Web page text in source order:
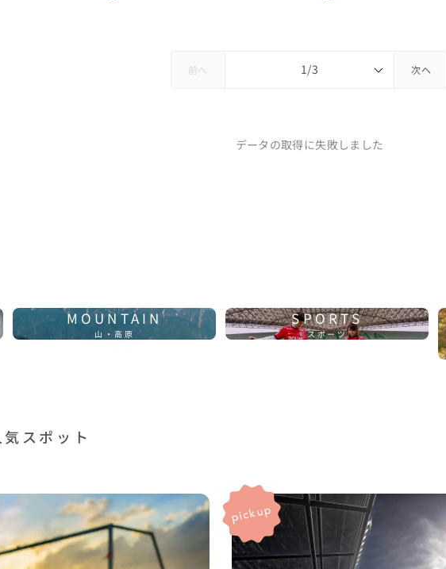
前へ 次へ
データの取得に失敗しました
MOUNTAIN
山・高原
SPORTS
スポーツ
スポット